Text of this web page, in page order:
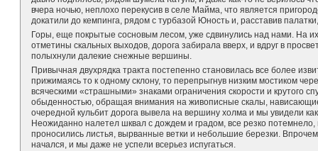
вчера ночью, неплохо перекусив в селе Майма, что является
докатили до кемпинга, рядом с турбазой Юность и, расставив
Горы, еще покрытые сосновым лесом, уже сдвинулись над нами. На
отметины скальных выходов, дорога забирала вверх, и вдруг в
полыхнули далекие снежные вершины.
Привычная двухрядка тракта постепенно становилась все более
прижимаясь то к одному склону, то перепрыгнув низким мостиком
всяческими «страшными» знаками ограничения скорости и крутого
обыденностью, обращая внимания на живописные скалы,
очередной кульбит дорога вывела на вершину холма и мы увидели
Неожиданно налетел шквал с дождем и градом, все резко
проносились листья, вырванные ветки и небольшие березки.
начался, и мы даже не успели всерьез испугаться.